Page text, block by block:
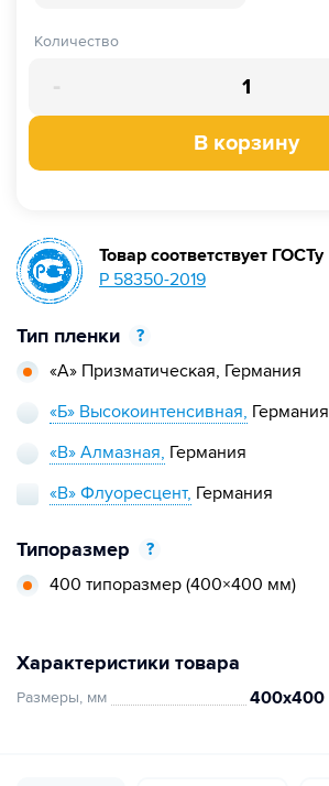
Количество
-
В корзину
Тип пленки
?
«А» Призматическая, Германия
«Б» Высокоинтенсивная, Германия
«В» Алмазная, Германия
«В» Флуоресцент, Германия
Типоразмер
?
400 типоразмер (400×400 мм)
Товар соответствует ГОСТу
Р 58350-2019
Характеристики товара
Размеры, мм 400х400